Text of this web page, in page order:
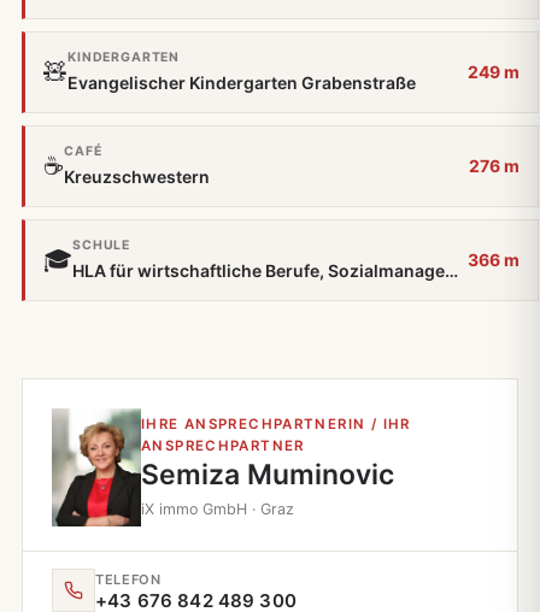
🧸
KINDERGARTEN
Evangelischer Kindergarten Grabenstraße
249 m
☕
CAFÉ
Kreuzschwestern
276 m
🎓
SCHULE
HLA für wirtschaftliche Berufe, Sozialmanagement
366 m
IHRE ANSPRECHPARTNERIN / IHR
ANSPRECHPARTNER
Semiza Muminovic
iX immo GmbH · Graz
TELEFON
+43 676 842 489 300